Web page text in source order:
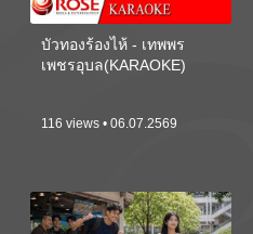
บัวทองร้องไห้ - เทพพร
เพชรอุบล(KARAOKE)
116 views • 06.07.2569